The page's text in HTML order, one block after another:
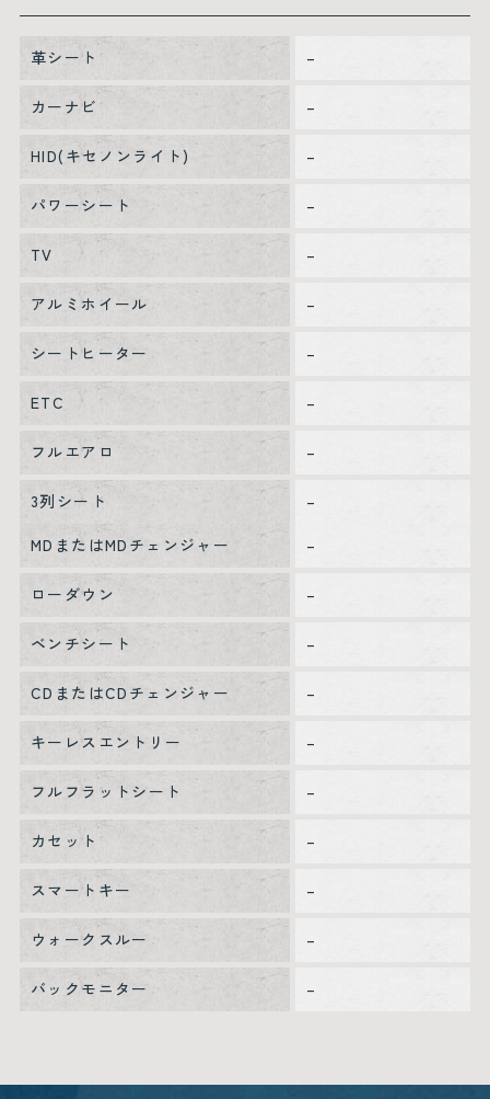
革シート –
カーナビ –
HID(キセノンライト) –
パワーシート –
TV –
アルミホイール –
シートヒーター –
ETC –
フルエアロ –
3列シート
–
MDまたはMDチェンジャー
–
ローダウン –
ベンチシート –
CDまたはCDチェンジャー –
キーレスエントリー –
フルフラットシート –
カセット –
スマートキー –
ウォークスルー –
バックモニター –